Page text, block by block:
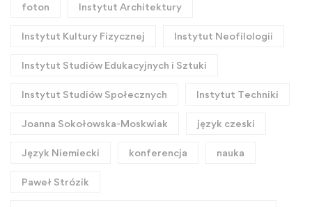
foton Instytut Architektury
Instytut Kultury Fizycznej Instytut Neofilologii
Instytut Studiów Edukacyjnych i Sztuki
Instytut Studiów Społecznych Instytut Techniki
Joanna Sokołowska-Moskwiak język czeski
Język Niemiecki konferencja nauka
Paweł Strózik